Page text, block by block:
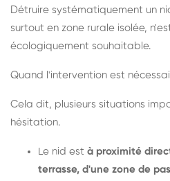
Détruire systématiquement un
surtout en zone rurale isolée,
écologiquement souhaitable.
Quand l'intervention est
Cela dit, plusieurs situations
hésitation.
Le nid est à proximité
terrasse, d'une zone de